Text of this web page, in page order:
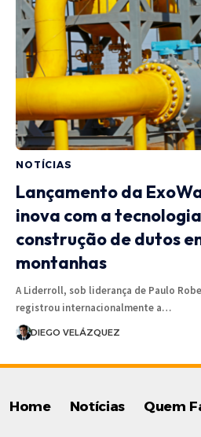
NOTÍCIAS
Lançamento da
inova com a
construção de dutos
montanhas
A Liderroll, sob liderança de Paulo
registrou internacionalmente a…
DIEGO VELÁZQUEZ
Home Notícias Quem